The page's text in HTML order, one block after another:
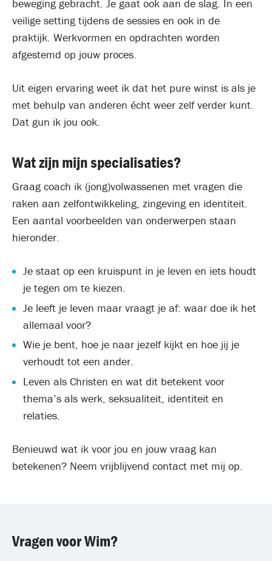
beweging gebracht. Je gaat ook aan de slag. In een
veilige setting tijdens de sessies en ook in de
praktijk. Werkvormen en opdrachten worden
afgestemd op jouw proces.
Uit eigen ervaring weet ik dat het pure winst is als je
met behulp van anderen écht weer zelf verder kunt.
Dat gun ik jou ook.
Wat zijn mijn specialisaties?
Graag coach ik (jong)volwassenen met vragen die
raken aan zelfontwikkeling, zingeving en identiteit.
Een aantal voorbeelden van onderwerpen staan
hieronder.
Je staat op een kruispunt in je leven en iets houdt
je tegen om te kiezen.
Je leeft je leven maar vraagt je af: waar doe ik het
allemaal voor?
Wie je bent, hoe je naar jezelf kijkt en hoe jij je
verhoudt tot een ander.
Leven als Christen en wat dit betekent voor
thema’s als werk, seksualiteit, identiteit en
relaties.
Benieuwd wat ik voor jou en jouw vraag kan
betekenen? Neem vrijblijvend contact met mij op.
Vragen voor Wim?